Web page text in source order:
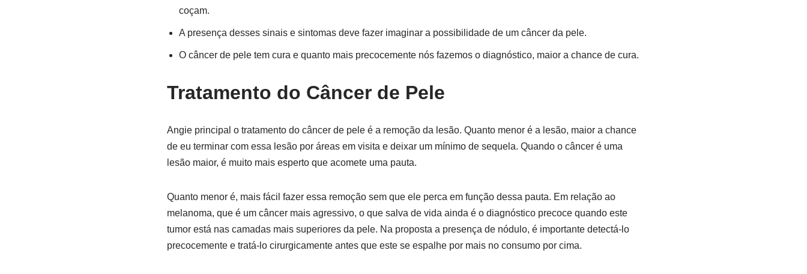
coçam.
A presença desses sinais e sintomas deve fazer imaginar a possibilidade de um câncer da pele.
O câncer de pele tem cura e quanto mais precocemente nós fazemos o diagnóstico, maior a chance de cura.
Tratamento do Câncer de Pele
Angie principal o tratamento do câncer de pele é a remoção da lesão. Quanto menor é a lesão, maior a chance
de eu terminar com essa lesão por áreas em visita e deixar um mínimo de sequela. Quando o câncer é uma
lesão maior, é muito mais esperto que acomete uma pauta.
Quanto menor é, mais fácil fazer essa remoção sem que ele perca em função dessa pauta. Em relação ao
melanoma, que é um câncer mais agressivo, o que salva de vida ainda é o diagnóstico precoce quando este
tumor está nas camadas mais superiores da pele. Na proposta a presença de nódulo, é importante detectá-lo
precocemente e tratá-lo cirurgicamente antes que este se espalhe por mais no consumo por cima.